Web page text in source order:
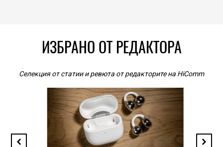
ИЗБРАНО ОТ РЕДАКТОРА
Селекция от статии и ревюта от редакторите на HiComm